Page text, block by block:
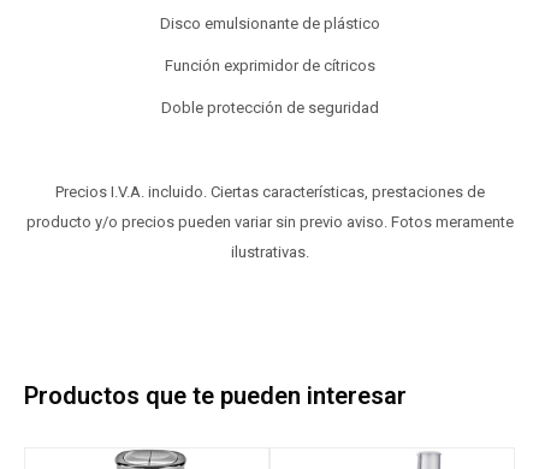
Disco emulsionante de plástico
Función exprimidor de cítricos
Doble protección de seguridad
Precios I.V.A. incluido. Ciertas características, prestaciones de
producto y/o precios pueden variar sin previo aviso. Fotos meramente
ilustrativas.
Productos que te pueden interesar